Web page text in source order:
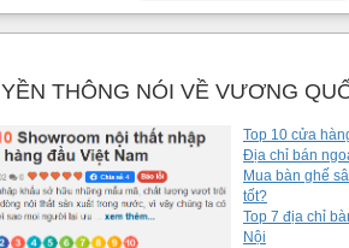
THÔNG NÓI VỀ VƯƠNG
Top 10 cửa
Địa chỉ bán
Mua bàn ghế
tốt?
Top 7 địa chỉ
Nội